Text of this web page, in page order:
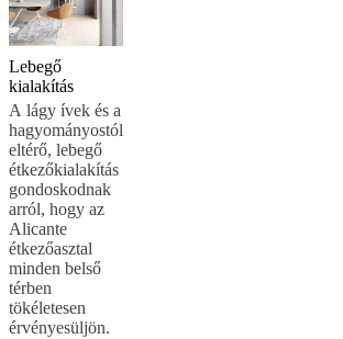
felelősségvállalás
és
minőség
meg
tervezőinkkel!
szabásKarrierStandards
and
certificationsAkadálymentességi
nyilatkozatLegyen
franchise-
partnerProfessionals
Program
and
news
Lebegő
kialakítás
A lágy ívek és a
hagyományostól
eltérő, lebegő
étkezőkialakítás
gondoskodnak
arról, hogy az
Alicante
étkezőasztal
minden belső
térben
tökéletesen
érvényesüljön.